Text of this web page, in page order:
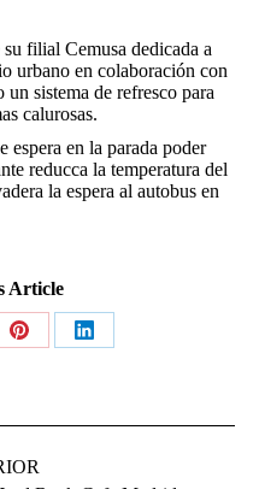
filial Cemusa dedicada a
urbano en colaboración con
sistema de refresco para
calurosas.
espera en la parada poder
reducca la temperatura del
la espera al autobus en
Article
Share
Share